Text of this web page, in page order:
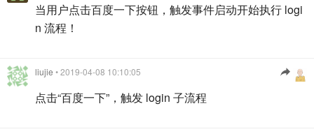
当用户点击百度一下按钮，触发事件启动开始执行 logi
n 流程！
liujie • 2019-04-08 10:10:05
点击“百度一下”，触发 login 子流程